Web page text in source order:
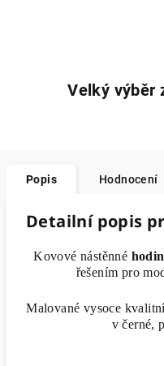
Velký výběr
Popis Hodnocení
Detailní popis
Kovové nástěnné
řešením pro
Malované vysoce
v černé,